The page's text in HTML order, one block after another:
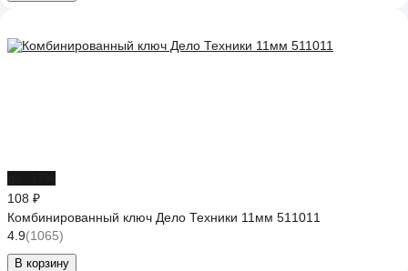
108 ₽
Комбинированный ключ Дело Техники 11мм 511011
4.9(1065)
В корзину